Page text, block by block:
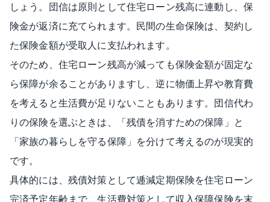
しょう。団信は原則として住宅ローン残高に連動し、保
険金が返済に充てられます。民間の生命保険は、契約し
た保険金額が受取人に支払われます。
そのため、住宅ローン残高が減っても保険金額が固定な
ら保障が余ることがありますし、逆に物価上昇や教育費
を考えると生活費が足りないこともあります。団信代わ
りの保険を選ぶときは、「残債を消すための保障」と
「家族の暮らしを守る保障」を分けて考えるのが現実的
です。
具体的には、残債対策として逓減定期保険を住宅ローン
完済予定年齢まで、生活費対策として収入保障保険を末